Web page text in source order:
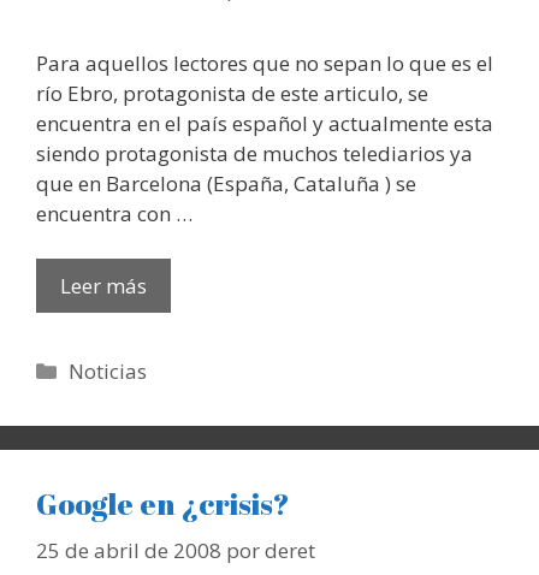
Para aquellos lectores que no sepan lo que es el
río Ebro, protagonista de este articulo, se
encuentra en el país español y actualmente esta
siendo protagonista de muchos telediarios ya
que en Barcelona (España, Cataluña ) se
encuentra con …
Leer más
Categorías
Noticias
Google en ¿crisis?
25 de abril de 2008 porderet